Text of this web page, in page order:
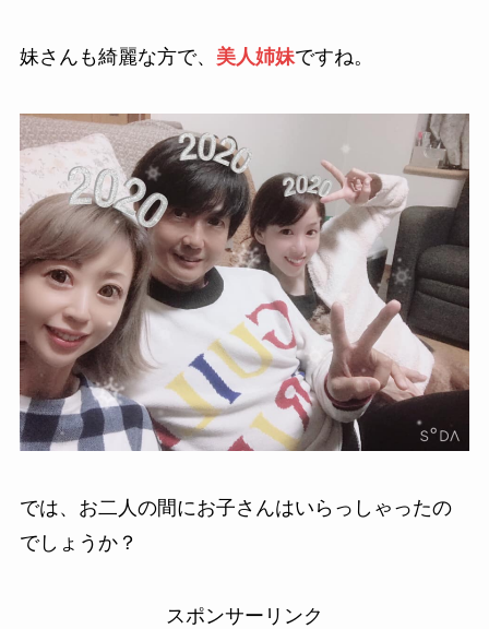
妹さんも綺麗な方で、 美人姉妹ですね。
では、お二人の間にお子さんはいらっしゃったの
でしょうか？
スポンサーリンク